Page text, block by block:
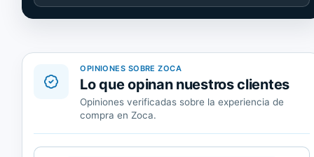
de
OPINIONES SOBRE ZOCA
Lo que opinan nuestros clientes
Opiniones verificadas sobre la experiencia de
compra en Zoca.